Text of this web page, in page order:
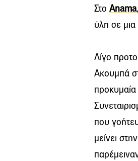
Στο Anama
ύλη σε
Λίγο
Ακουμπά
προκυμαία
που
μείνει